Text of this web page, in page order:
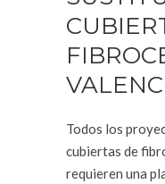
Todos los
cubiertas de
requieren una